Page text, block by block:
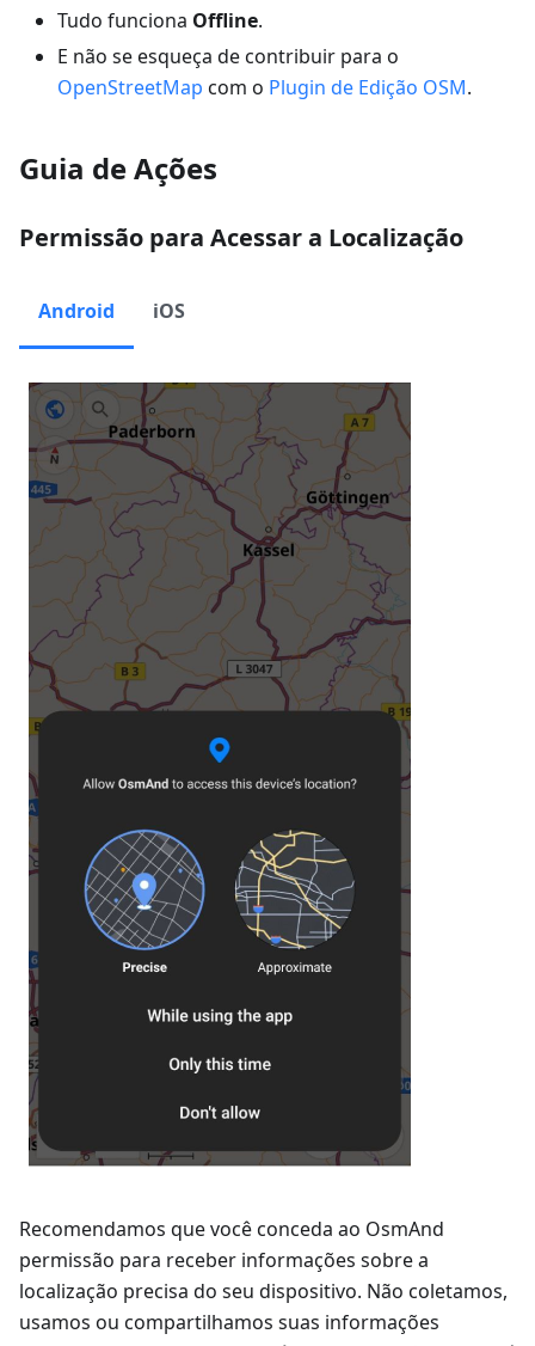
Tudo funciona Offline.
E não se esqueça de contribuir para o
OpenStreetMap com o Plugin de Edição OSM.
Guia de Ações
Permissão para Acessar a Localização
Android iOS
Recomendamos que você conceda ao OsmAnd
permissão para receber informações sobre a
localização precisa do seu dispositivo. Não coletamos,
usamos ou compartilhamos suas informações